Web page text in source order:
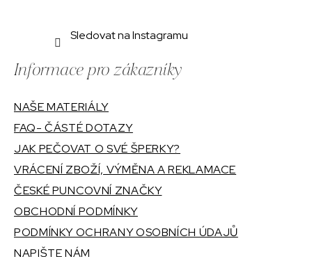
Sledovat na Instagramu
Informace pro zákazníky
NAŠE MATERIÁLY
FAQ- ČÁSTÉ DOTAZY
JAK PEČOVAT O SVÉ ŠPERKY?
VRÁCENÍ ZBOŽÍ, VÝMĚNA A REKLAMACE
ČESKÉ PUNCOVNÍ ZNAČKY
OBCHODNÍ PODMÍNKY
PODMÍNKY OCHRANY OSOBNÍCH ÚDAJŮ
NAPIŠTE NÁM